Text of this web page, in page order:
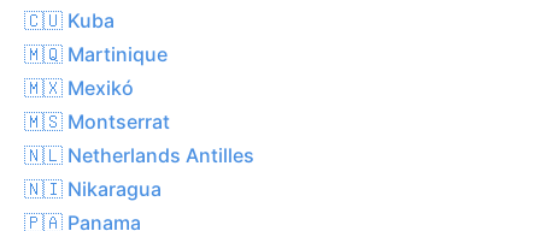
🇨🇺 Kuba
🇲🇶 Martinique
🇲🇽 Mexikó
🇲🇸 Montserrat
🇳🇱 Netherlands Antilles
🇳🇮 Nikaragua
🇵🇦 Panama